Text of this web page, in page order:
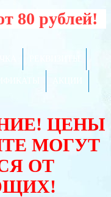
80 рублей!
ЦЕНЫ
МОГУТ
ОТ